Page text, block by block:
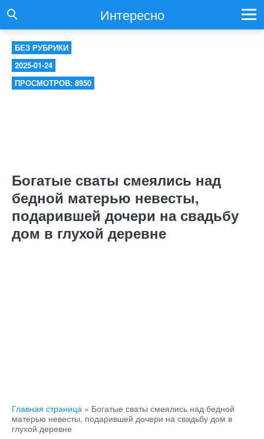
Интересно
БЕЗ РУБРИКИ
2025-01-24
ПРОСМОТРОВ: 8950
Богатые сваты смеялись над
бедной матерью невесты,
подарившей дочери на свадьбу
дом в глухой деревне
Главная страница » Богатые сваты смеялись над бедной
матерью невесты, подарившей дочери на свадьбу дом в
глухой деревне